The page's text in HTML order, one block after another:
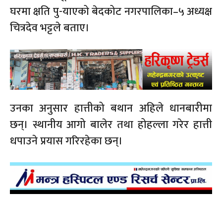
घरमा क्षति पु-याएको बेदकोट नगरपालिका–५ अध्यक्ष
चित्रदेव भट्टले बताए।
उनका अनुसार हात्तीको बथान अहिले धानबारीमा
छन्। स्थानीय आगो बालेर तथा होहल्ला गरेर हात्ती
धपाउने प्रयास गरिरहेका छन्।